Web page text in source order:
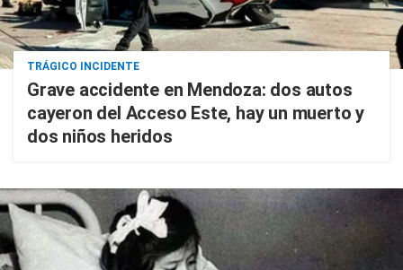
TRÁGICO INCIDENTE
Grave accidente en Mendoza: dos autos
cayeron del Acceso Este, hay un muerto y
dos niños heridos